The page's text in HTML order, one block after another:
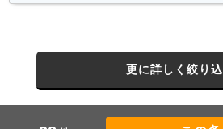
更に詳しく絞り